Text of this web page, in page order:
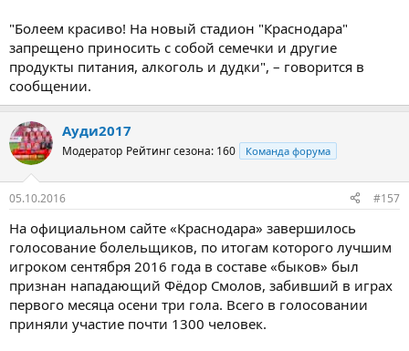
"Болеем красиво! На новый стадион "Краснодара"
запрещено приносить с собой семечки и другие
продукты питания, алкоголь и дудки", – говорится в
сообщении.
Ауди2017
Модератор Рейтинг сезона: 160 Команда форума
05.10.2016 #157
На официальном сайте «Краснодара» завершилось
голосование болельщиков, по итогам которого лучшим
игроком сентября 2016 года в составе «быков» был
признан нападающий Фёдор Смолов, забивший в играх
первого месяца осени три гола. Всего в голосовании
приняли участие почти 1300 человек.